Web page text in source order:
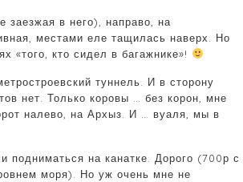
заезжая в него), направо, на
местами еле тащилась наверх. Но
«того, кто сидел в багажнике»!
туннель. И в сторону
нет. Только коровы … без корон, мне
налево, на Архыз. И … вуаля, мы в
на канатке. Дорого (700р с
моря). Но уж очень мне не